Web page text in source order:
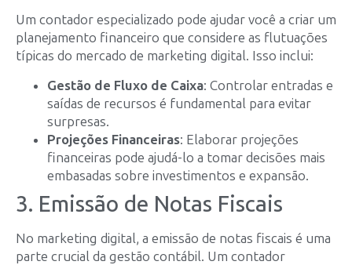
Um contador especializado pode ajudar você a criar um
planejamento financeiro que considere as flutuações
típicas do mercado de marketing digital. Isso inclui:
Gestão de Fluxo de Caixa: Controlar entradas e
saídas de recursos é fundamental para evitar
surpresas.
Projeções Financeiras: Elaborar projeções
financeiras pode ajudá-lo a tomar decisões mais
embasadas sobre investimentos e expansão.
3. Emissão de Notas Fiscais
No marketing digital, a emissão de notas fiscais é uma
parte crucial da gestão contábil. Um contador